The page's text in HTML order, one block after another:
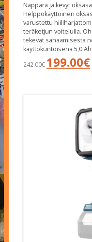
Näppärä ja kevyt
Helppokäyttöinen
varustettu
teräketjun voitelulla.
tekevät sahaamisesta
käyttökuntoisena 5,0
242.00€
Alkuperäinen
hinta
199.00€